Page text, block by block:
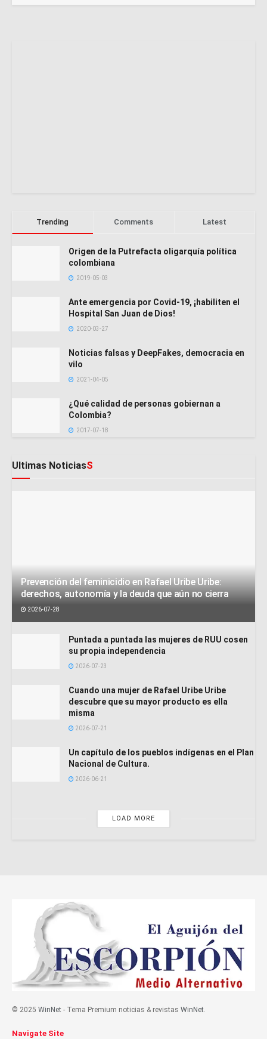
Trending Comments Latest
Origen de la Putrefacta oligarquía política
colombiana
2019-05-03
Ante emergencia por Covid-19, ¡habiliten el
Hospital San Juan de Dios!
2020-03-27
Noticias falsas y DeepFakes, democracia en
vilo
2021-04-05
¿Qué calidad de personas gobiernan a
Colombia?
2017-07-18
Ultimas NoticiasS
Prevención del feminicidio en Rafael Uribe Uribe:
derechos, autonomía y la deuda que aún no cierra
2026-07-28
Puntada a puntada las mujeres de RUU cosen
su propia independencia
2026-07-23
Cuando una mujer de Rafael Uribe Uribe
descubre que su mayor producto es ella
misma
2026-07-21
Un capítulo de los pueblos indígenas en el Plan
Nacional de Cultura.
2026-06-21
LOAD MORE
© 2025 WinNet - Tema Premium noticias & revistas WinNet.
Navigate Site